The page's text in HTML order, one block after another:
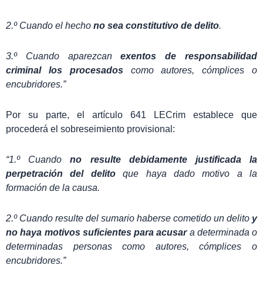
2.º Cuando el hecho no sea constitutivo de delito.
3.º Cuando aparezcanexentos de responsabilidad
criminal los procesadoscomo autores, cómplices o
encubridores.”
Por su parte, el artículo 641 LECrim establece que
procederá el sobreseimiento provisional:
“1.º Cuandono resulte debidamente justificada la
perpetración del delitoque haya dado motivo a la
formación de la causa.
2.º Cuando resulte del sumario haberse cometido un delito y
no haya motivos suficientes para acusara determinada o
determinadas personas como autores, cómplices o
encubridores.”